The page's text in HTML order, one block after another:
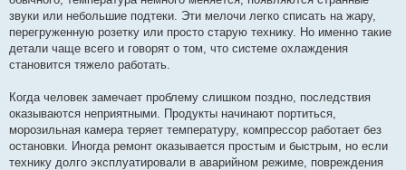
звуки или небольшие подтеки. Эти мелочи легко списать на жару,
перегруженную розетку или просто старую технику. Но именно такие
детали чаще всего и говорят о том, что системе охлаждения
становится тяжело работать.
Когда человек замечает проблему слишком поздно, последствия
оказываются неприятными. Продукты начинают портиться,
морозильная камера теряет температуру, компрессор работает без
остановки. Иногда ремонт оказывается простым и быстрым, но если
технику долго эксплуатировали в аварийном режиме, повреждения